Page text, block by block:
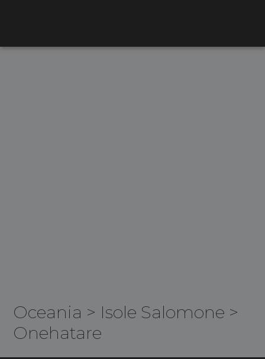
Oceania > Isole Salomone >
Onehatare